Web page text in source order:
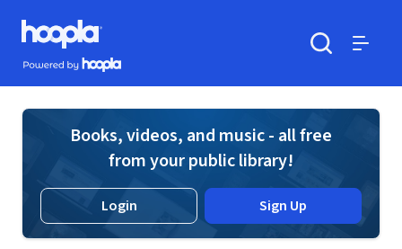
Skip to main content
Hoopla logo
Powered by Hoopla
Books, videos, and music - all free
from your public library!
Login Sign Up